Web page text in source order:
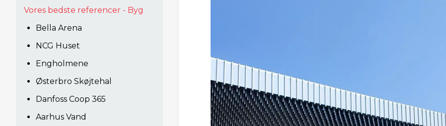
Vores bedste referencer - Byg
Bella Arena
NCG Huset
Engholmene
Østerbro Skøjtehal
Danfoss Coop 365
Aarhus Vand